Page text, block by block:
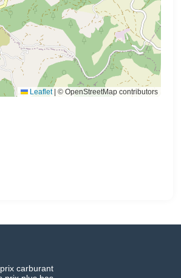
Leaflet | © OpenStreetMap contributors
carburant